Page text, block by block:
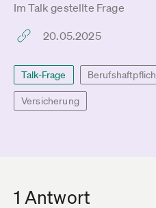
Im Talk gestellte Frage
20.05.2025
Talk-Frage
Versicherung
1 Antwort